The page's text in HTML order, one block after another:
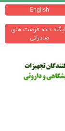
English
داده فرصت های
صادراتی